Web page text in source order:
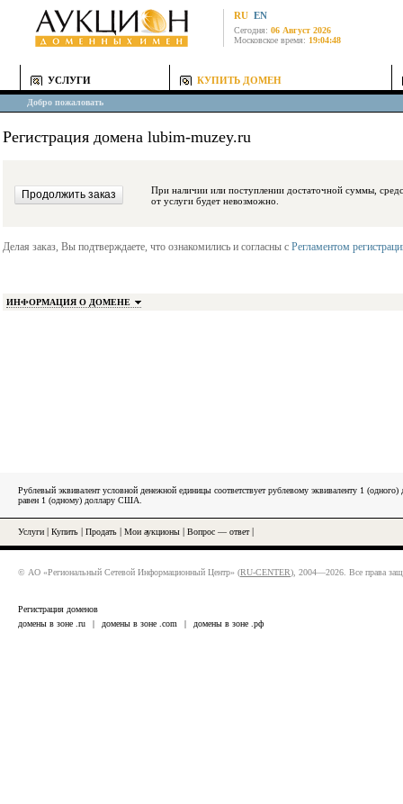
RU EN
Сегодня: 06 Август 2026
Московское время: 19:04:48
УСЛУГИ КУПИТЬ ДОМЕН
Добро пожаловать
Регистрация домена lubim-muzey.ru
При наличии или поступлении достаточной суммы, средства будут
от услуги будет невозможно.
Делая заказ, Вы подтверждаете, что ознакомились и согласны с Регламентом
ИНФОРМАЦИЯ О ДОМЕНЕ
Рублевый эквивалент условной денежной единицы соответствует рублевому эквиваленту 1
равен 1 (одному) доллару США.
Услуги Купить Продать Мои аукционы Вопрос — ответ|
© АО «Региональный Сетевой Информационный Центр» (RU-CENTER), 2004—2026. Все права
Регистрация доменов
домены в зоне .ru
| домены в зоне .com | домены в зоне .рф